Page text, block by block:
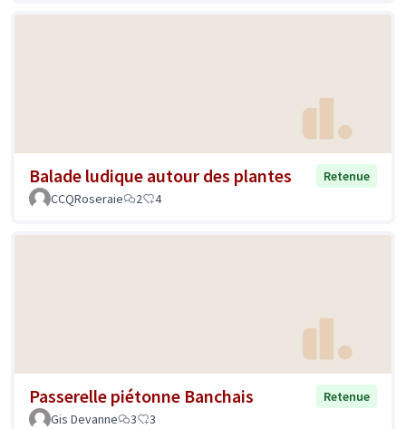
Balade ludique autour des plantes
Retenue
CCQRoseraie
2 4
Passerelle piétonne Banchais
Retenue
Gis Devanne
3 3